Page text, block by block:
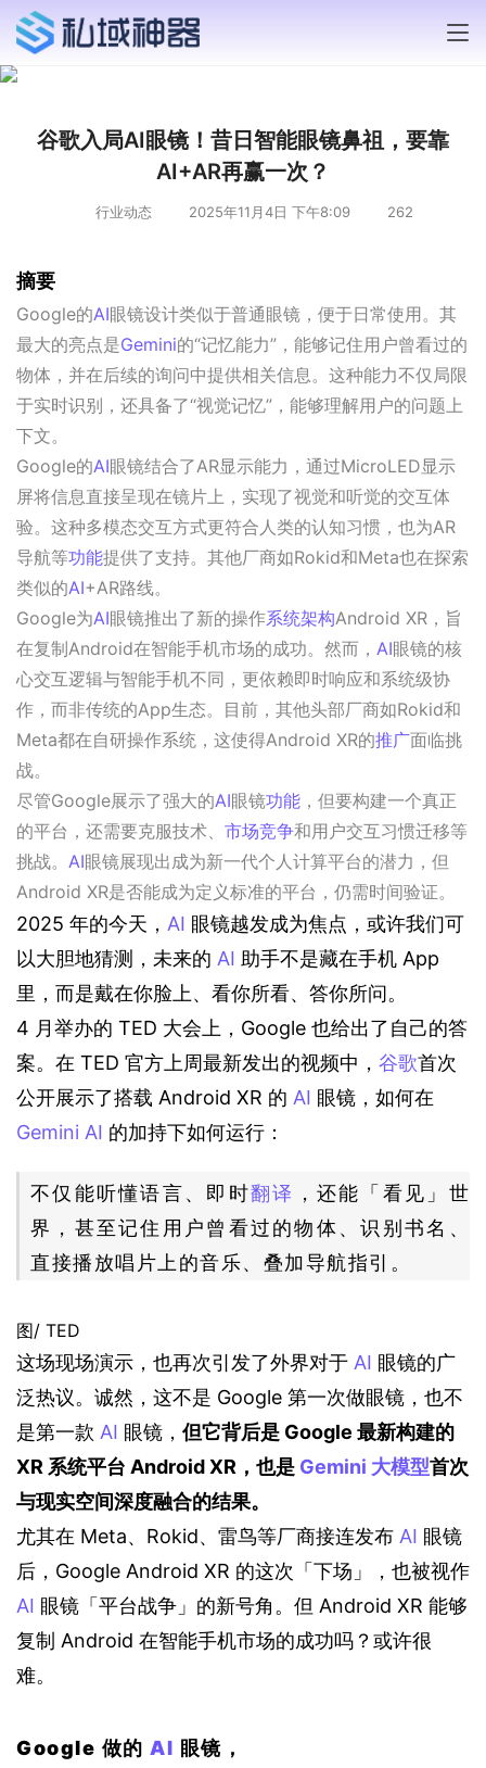
谷歌入局AI眼镜！昔日智能眼镜鼻祖，要靠
AI+AR再赢一次？
行业动态 2025年11月4日 下午8:09 262
摘要
Google的AI眼镜设计类似于普通眼镜，便于日常使用。其
最大的亮点是Gemini的“记忆能力”，能够记住用户曾看过的
物体，并在后续的询问中提供相关信息。这种能力不仅局限
于实时识别，还具备了“视觉记忆”，能够理解用户的问题上
下文。
Google的AI眼镜结合了AR显示能力，通过MicroLED显示
屏将信息直接呈现在镜片上，实现了视觉和听觉的交互体
验。这种多模态交互方式更符合人类的认知习惯，也为AR
导航等功能提供了支持。其他厂商如Rokid和Meta也在探索
类似的AI+AR路线。
Google为AI眼镜推出了新的操作系统架构Android XR，旨
在复制Android在智能手机市场的成功。然而， AI眼镜的核
心交互逻辑与智能手机不同，更依赖即时响应和系统级协
作，而非传统的App生态。目前，其他头部厂商如Rokid和
Meta都在自研操作系统，这使得Android XR的推广面临挑
战。
尽管Google展示了强大的AI眼镜功能 ，但要构建一个真正
的平台，还需要克服技术、 市场竞争和用户交互习惯迁移等
挑战。 AI眼镜展现出成为新一代个人计算平台的潜力，但
Android XR是否能成为定义标准的平台，仍需时间验证。
2025 年的今天， AI 眼镜越发成为焦点，或许我们可
以大胆地猜测，未来的 AI 助手不是藏在手机 App
里，而是戴在你脸上、看你所看、答你所问。
4 月举办的 TED 大会上，Google 也给出了自己的答
案。在 TED 官方上周最新发出的视频中， 谷歌首次
公开展示了搭载 Android XR 的 AI
Gemini AI 的加持下如何运行：
不仅能听懂语言、即时翻译 ，还能「看见」世
界，甚至记住用户曾看过的物体、识别书名、
直接播放唱片上的音乐、叠加导航指引。
图/ TED
这场现场演示，也再次引发了外界对于 AI 眼镜的广
泛热议。诚然，这不是 Google 第一次做眼镜，也不
是第一款 AI 眼镜， 但它背后是 Google 最新构建的
XR 系统平台 Android XR，也是 Gemini 大模型首次
与现实空间深度融合的结果。
尤其在 Meta、Rokid、雷鸟等厂商接连发布 AI 眼镜
AI 眼镜「平台战争」的新号角。但 Android XR 能够
复制 Android 在智能手机市场的成功吗？或许很
难。
Google 做的 AI 眼镜，